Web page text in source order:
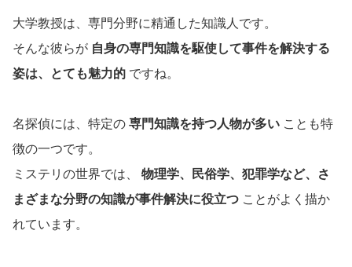
大学教授は、専門分野に精通した知識人です。
そんな彼らが 自身の専門知識を駆使して事件を解決する
姿は、とても魅力的 ですね。
名探偵には、特定の 専門知識を持つ人物が多い ことも特
徴の一つです。
ミステリの世界では、 物理学、民俗学、犯罪学など、さ
まざまな分野の知識が事件解決に役立つ ことがよく描か
れています。